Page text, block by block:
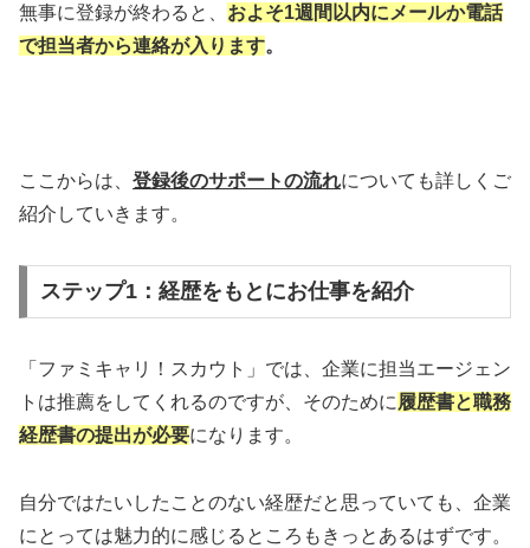
無事に登録が終わると、 およそ1週間以内にメールか電話
で担当者から連絡が入ります。
ここからは、 登録後のサポートの流れについても詳しくご
紹介していきます。
ステップ1：経歴をもとにお仕事を紹介
「ファミキャリ！スカウト」では、企業に担当エージェン
トは推薦をしてくれるのですが、そのために 履歴書と職務
経歴書の提出が必要になります。
自分ではたいしたことのない経歴だと思っていても、企業
にとっては魅力的に感じるところもきっとあるはずです。